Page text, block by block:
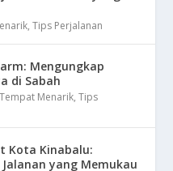
,Tips Perjalanan
Mengungkap
di Sabah
Tempat Menarik,Tips
Kota Kinabalu:
yang Memukau